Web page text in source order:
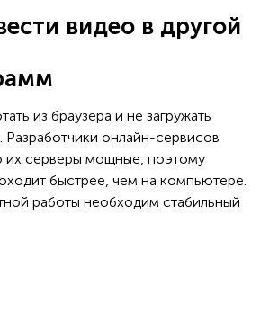
видео в другой
из браузера и не загружать
онлайн-сервисов
их серверы мощные, поэтому
быстрее, чем на компьютере.
работы необходим стабильный